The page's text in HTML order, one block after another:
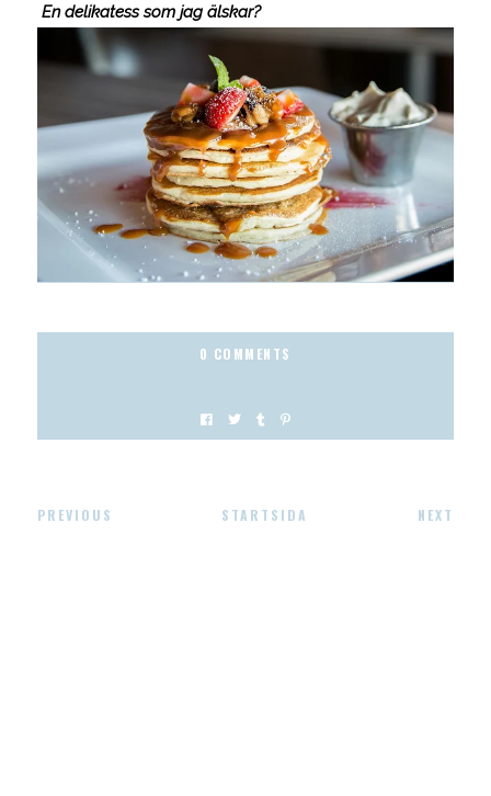
En delikatess som jag älskar?
0 COMMENTS
PREVIOUS STARTSIDA NEXT